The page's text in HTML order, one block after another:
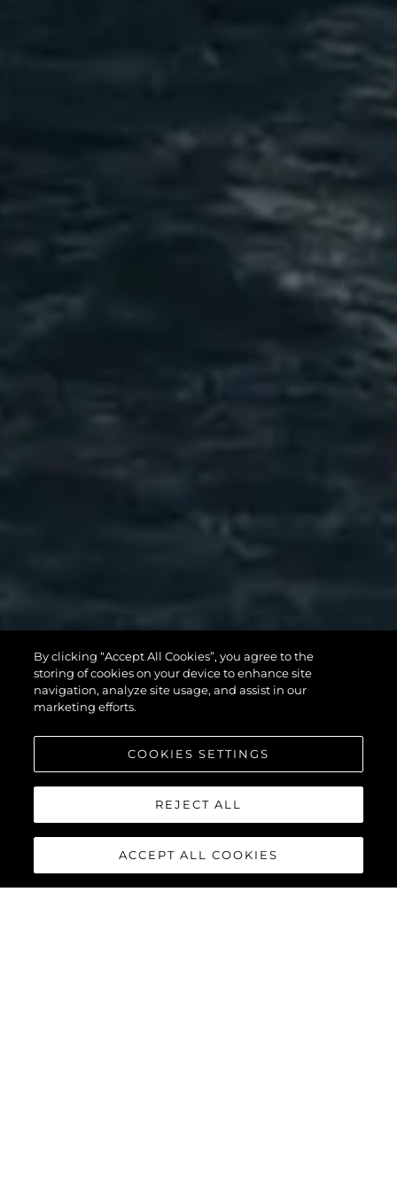
82 OCEAN
ENCLOSED
VER MÁS
By clicking “Accept All Cookies”, you agree to the
storing of cookies on your device to enhance site
navigation, analyze site usage, and assist in our
marketing efforts.
COOKIES SETTINGS
REJECT ALL
ACCEPT ALL COOKIES